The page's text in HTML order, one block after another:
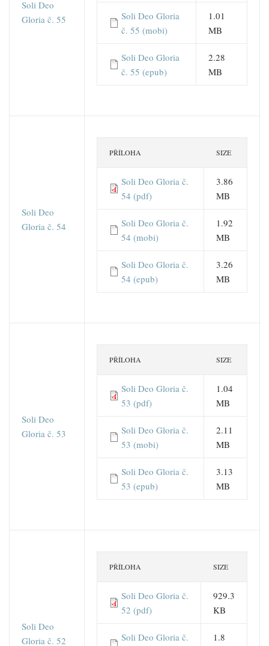
Soli Deo
Gloria č. 55
Soli Deo Gloria
č. 55 (mobi)
1.01
MB
Soli Deo Gloria
č. 55 (epub)
2.28
MB
Soli Deo
Gloria č. 54
PŘÍLOHA SIZE
Soli Deo Gloria č.
54 (pdf)
3.86
MB
Soli Deo Gloria č.
54 (mobi)
1.92
MB
Soli Deo Gloria č.
54 (epub)
3.26
MB
Soli Deo
Gloria č. 53
PŘÍLOHA SIZE
Soli Deo Gloria č.
53 (pdf)
1.04
MB
Soli Deo Gloria č.
53 (mobi)
2.11
MB
Soli Deo Gloria č.
53 (epub)
3.13
MB
Soli Deo
Gloria č. 52
PŘÍLOHA SIZE
Soli Deo Gloria č.
52 (pdf)
929.3
KB
Soli Deo Gloria č.
1.8